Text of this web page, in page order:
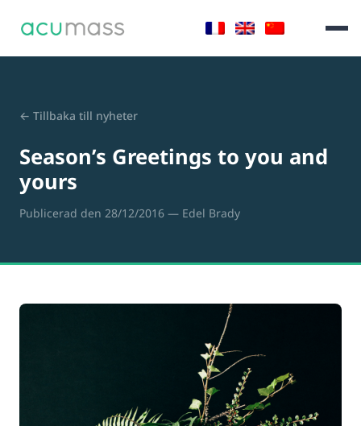
← Tillbaka till nyheter
Season’s Greetings to you and
yours
Publicerad den 28/12/2016 — Edel Brady